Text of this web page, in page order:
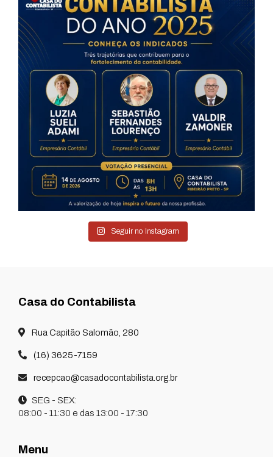
Seguir no Instagram
Casa do Contabilista
Rua Capitão Salomão, 280
(16) 3625-7159
recepcao@casadocontabilista.org.br
SEG - SEX:
08:00 - 11:30 e das 13:00 - 17:30
Menu